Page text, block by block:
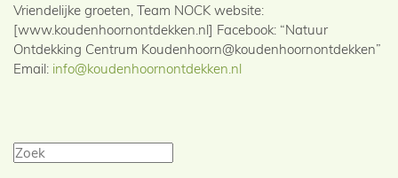
Vriendelijke groeten, Team NOCK website:
[www.koudenhoornontdekken.nl] Facebook: “Natuur
Ontdekking Centrum Koudenhoorn@koudenhoornontdekken”
Email: info@koudenhoornontdekken.nl